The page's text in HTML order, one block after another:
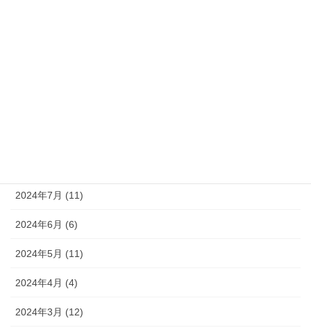
2024年7月 (11)
2024年6月 (6)
2024年5月 (11)
2024年4月 (4)
2024年3月 (12)